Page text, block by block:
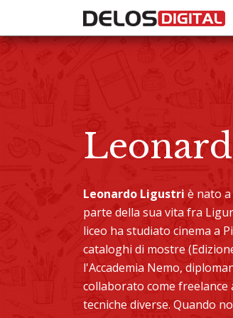
Leonardo Ligustri è nato
parte della sua vita fra
liceo ha studiato cinema a
cataloghi di mostre
l'Accademia Nemo,
collaborato come
tecniche diverse. Quando